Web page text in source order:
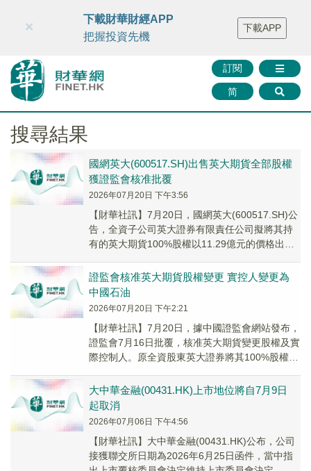
財華智庫網 FINTV FINMETA 財華證券 媒體矩陣
智庫沙龍
聯絡我們
訂閱
简
×
下載財華財經APP
把握投資先機
下載APP
搜尋結果
國網英大(600517.SH)出售英大期貨全部股權
獲證監會核准批覆
2026年07月20日 下午3:56
【財華社訊】7月20日，國網英大(600517.SH)公
告，全資子公司英大證券有限責任公司擬將其持
有的英大期貨100%股權以11.29億元的價格出售
證監會核准英大期貨股權變更 實控人變更為
中國石油
2026年07月20日 下午2:21
【財華社訊】7月20日，據中國證監會網站發布，
證監會7月16日批覆，核准英大期貨變更股權及實
際控制人。原全資股東英大證券將其100%股權轉
大中華金融(00431.HK)上市地位將自7月9日
起取消
2026年07月06日 下午4:56
​【財華社訊】大中華金融(00431.HK)公布，公司
接獲聯交所日期為2026年6月25日函件，當中指